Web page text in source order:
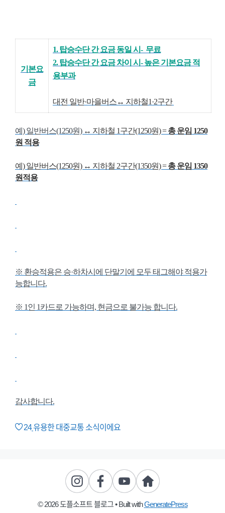
기본요
금
1. 탑승수단 간 요금 동일 시- 무료
2. 탑승수단 간 요금 차이 시- 높은 기본요금 적
용부과
대전 일반·마을버스↔ 지하철1·2구간
예) 일반버스(1250원) ↔ 지하철 1구간(1250원) =총 운임 1250
원 적용
예) 일반버스(1250원) ↔ 지하철 2구간(1350원) =총 운임 1350
원적용
※ 환승적용은 승·하차시에 단말기에 모두 태그해야 적용가
능합니다.
※ 1인 1카드로 가능하며, 현금으로 불가능 합니다.
감사합니다.
24유용한 대중교통 소식이에요
© 2026 도플소프트 블로그• Built withGeneratePress